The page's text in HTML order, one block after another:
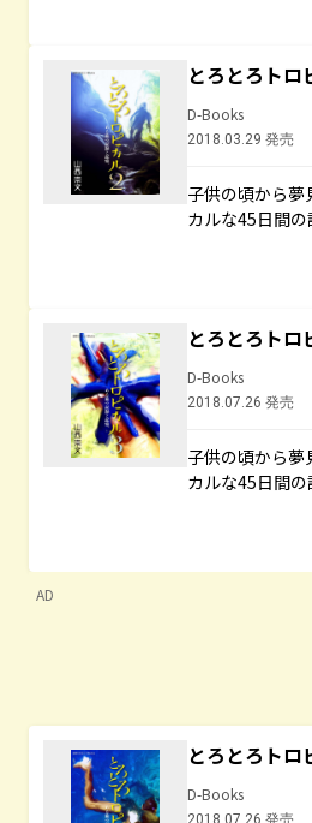
とろとろト
D-Books
2018.03.29 発売
子供の頃から
カルな45日間の
とろとろト
D-Books
2018.07.26 発売
子供の頃から
カルな45日間の
AD
とろとろト
D-Books
2018.07.26 発売